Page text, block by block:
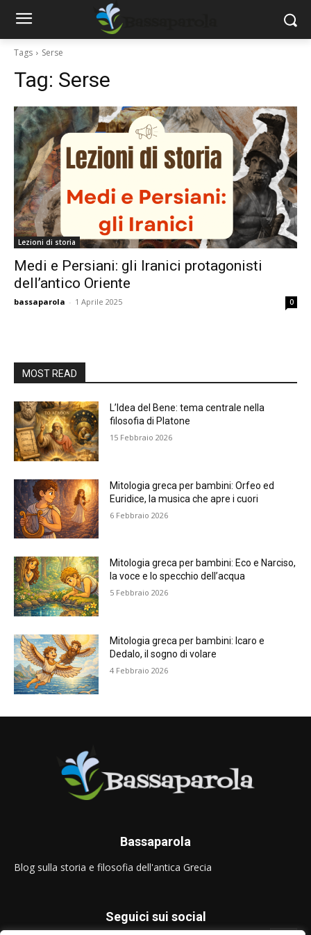
Tags Serse
Tag: Serse
Lezioni di storia
Medi e Persiani: gli Iranici protagonisti
dell’antico Oriente
bassaparola - 1 Aprile 2025 0
MOST READ
L’Idea del Bene: tema centrale nella
filosofia di Platone
15 Febbraio 2026
Mitologia greca per bambini: Orfeo ed
Euridice, la musica che apre i cuori
6 Febbraio 2026
Mitologia greca per bambini: Eco e Narciso,
la voce e lo specchio dell’acqua
5 Febbraio 2026
Mitologia greca per bambini: Icaro e
Dedalo, il sogno di volare
4 Febbraio 2026
Bassaparola
Blog sulla storia e filosofia dell'antica Grecia
Seguici sui social